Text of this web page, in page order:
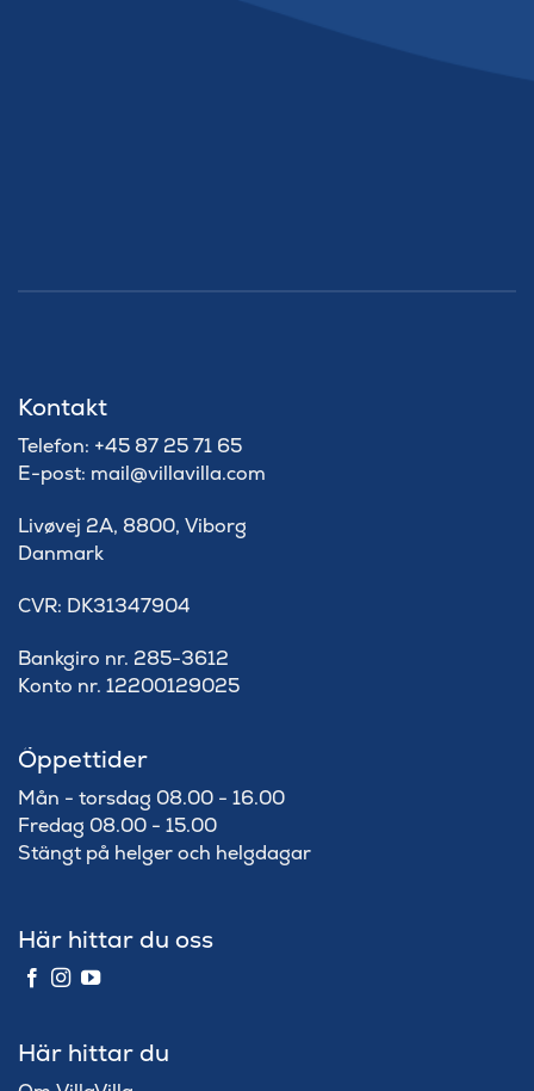
Kontakt
Telefon: +45 87 25 71 65
E-post: mail@villavilla.com
Livøvej 2A, 8800, Viborg
Danmark
​CVR: DK31347904
Bankgiro nr. 285-3612
Konto nr. 12200129025
Öppettider
Mån - torsdag 08.00 - 16.00
Fredag 08.00 - 15.00
Stängt på helger och helgdagar
Här hittar du oss
Här hittar du